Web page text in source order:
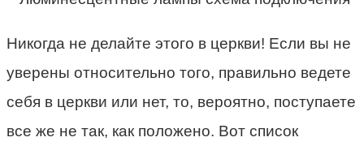
Никогда не делайте этого в церкви! Если вы не
уверены относительно того, правильно ведете
себя в церкви или нет, то, вероятно, поступаете
все же не так, как положено. Вот список